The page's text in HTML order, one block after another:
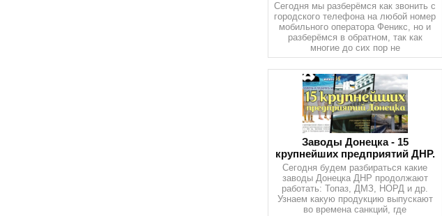
Сегодня мы разберёмся как звонить с
городского телефона на любой номер
мобильного оператора Феникс, но и
разберёмся в обратном, так как
многие до сих пор не
Заводы Донецка - 15
крупнейших предприятий ДНР.
Сегодня будем разбираться какие
заводы Донецка ДНР продолжают
работать: Топаз, ДМЗ, НОРД и др.
Узнаем какую продукцию выпускают
во времена санкций, где